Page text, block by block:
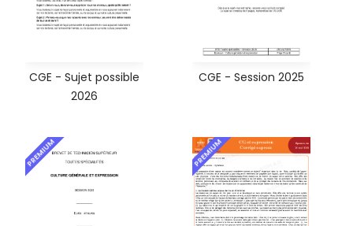
CGE - Sujet possible
2026
CGE - Session 2025
PREMIUM PREMIUM